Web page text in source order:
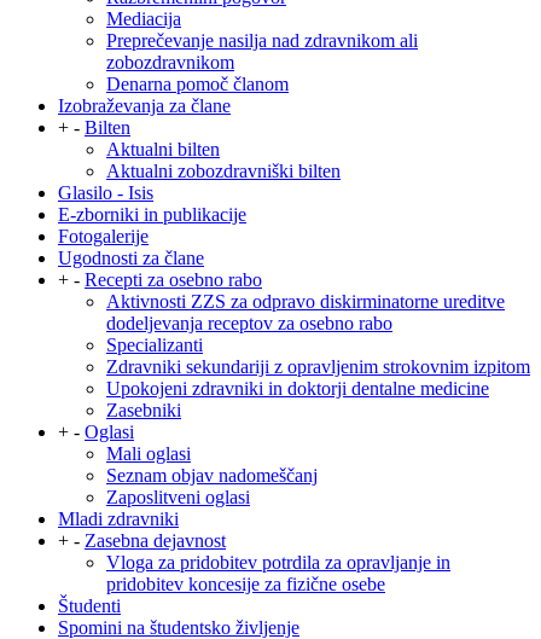
Mediacija
Preprečevanje nasilja nad zdravnikom ali
zobozdravnikom
Denarna pomoč članom
Izobraževanja za člane
+ - Bilten
Aktualni bilten
Aktualni zobozdravniški bilten
Glasilo - Isis
E-zborniki in publikacije
Fotogalerije
Ugodnosti za člane
+ - Recepti za osebno rabo
Aktivnosti ZZS za odpravo diskirminatorne ureditve
dodeljevanja receptov za osebno rabo
Specializanti
Zdravniki sekundariji z opravljenim strokovnim izpitom
Upokojeni zdravniki in doktorji dentalne medicine
Zasebniki
+ - Oglasi
Mali oglasi
Seznam objav nadomeščanj
Zaposlitveni oglasi
Mladi zdravniki
+ - Zasebna dejavnost
Vloga za pridobitev potrdila za opravljanje in
pridobitev koncesije za fizične osebe
Študenti
Spomini na študentsko življenje